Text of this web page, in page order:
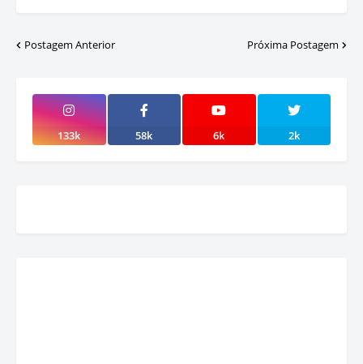
Postagem Anterior Próxima Postagem
133k 58k 6k 2k